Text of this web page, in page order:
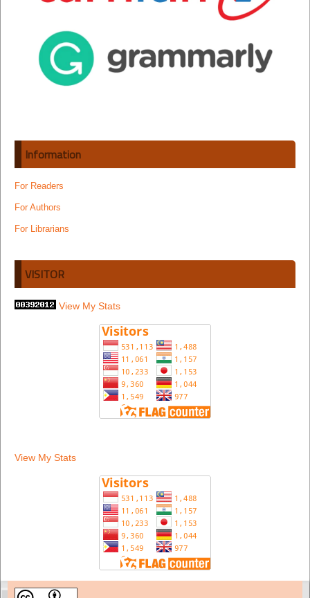
Information
For Readers
For Authors
For Librarians
VISITOR
View My Stats
View My Stats